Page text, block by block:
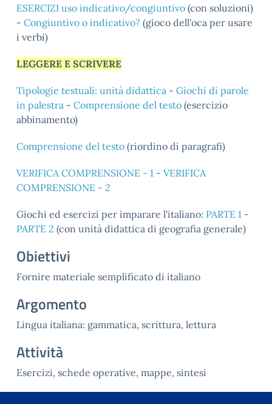
ESERCIZI uso indicativo/congiuntivo (con soluzioni)
- Congiuntivo o indicativo? (gioco dell'oca per usare
i verbi)
LEGGERE E SCRIVERE
Tipologie testuali: unità didattica - Giochi di parole
in palestra - Comprensione del testo (esercizio
abbinamento)
Comprensione del testo (riordino di paragrafi)
VERIFICA COMPRENSIONE - 1 - VERIFICA
COMPRENSIONE - 2
Giochi ed esercizi per imparare l'italiano: PARTE 1 -
PARTE 2 (con unità didattica di geografia generale)
Obiettivi
Fornire materiale semplificato di italiano
Argomento
Lingua italiana: gammatica, scrittura, lettura
Attività
Esercizi, schede operative, mappe, sintesi